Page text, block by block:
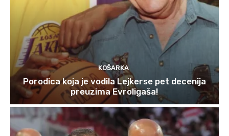
KOŠARKA
Porodica koja je vodila Lejkerse pet decenija
preuzima Evroligaša!